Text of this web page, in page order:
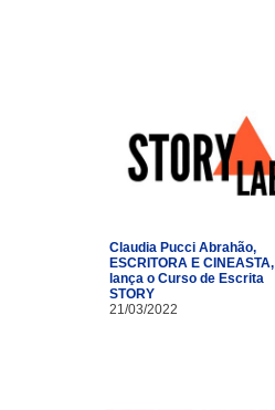
Claudia Pucci Abrahão,
ESCRITORA E CINEASTA,
lança o Curso de Escrita
STORY
21/03/2022